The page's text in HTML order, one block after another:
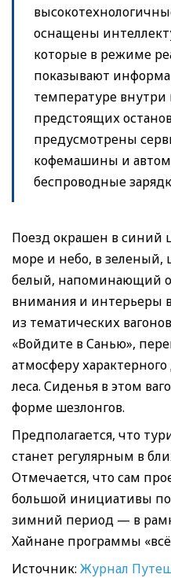
оснащены
которые в режиме
показывают
температуре
предстоящих
предусмотрены
кофемашины и
беспроводные
Поезд окрашен в
море и небо, в зеленый,
белый, напоминающий
внимания и интерьеры
из тематических
«Войдите в Санью»,
атмосферу
леса. Сиденья в этом
форме шезлонгов.
Предполагается, что
станет регулярным в
Отмечается, что сам
большой инициативы
зимний период — в
Хайнане программы
Источник: Журнал